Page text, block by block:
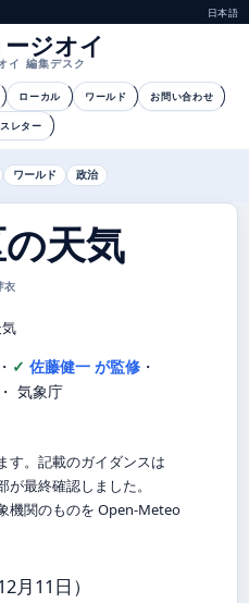
日本語
ージオイ
イ 編集デスク
ローカル ワールド お問い合わせ
レター
ワールド 政治
天気
衣
・ 佐藤健一 が監修 ・
・ 気象庁
す。記載のガイダンスは
最終確認しました。
機関のものを Open-Meteo
月11日）